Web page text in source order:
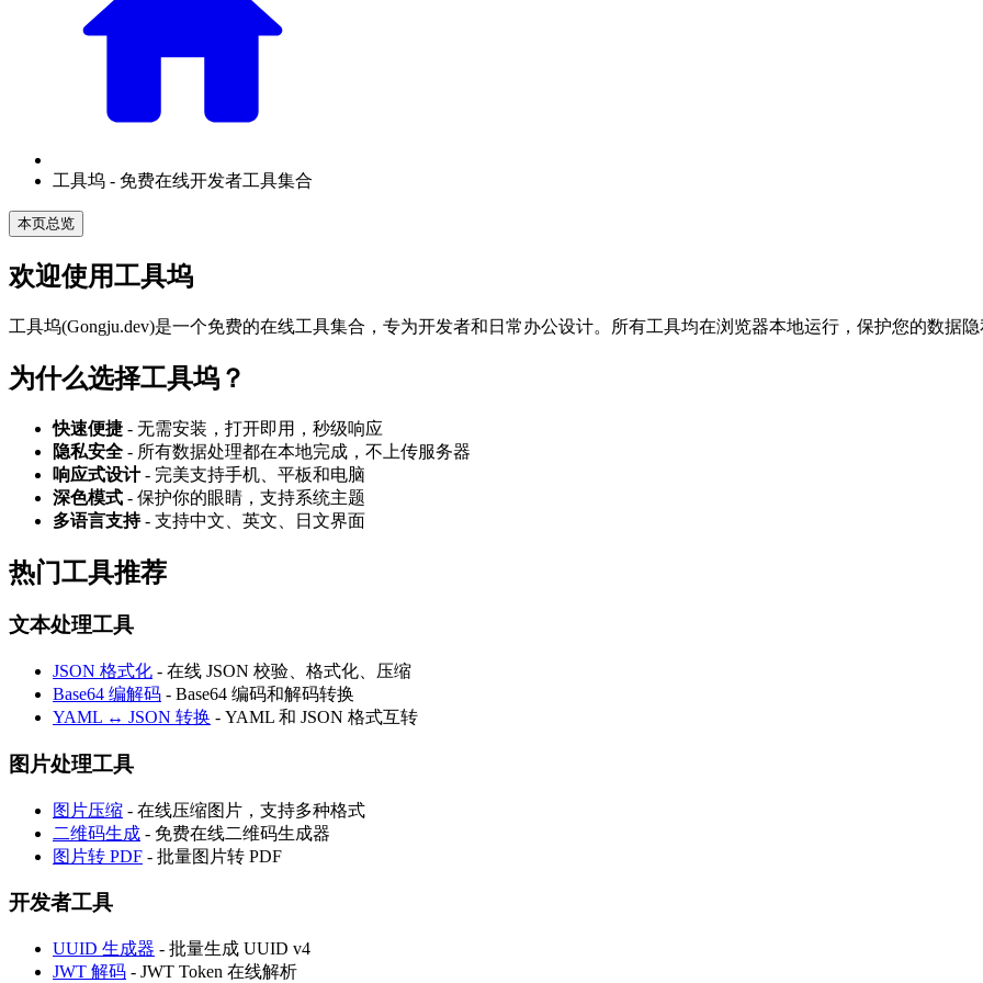
工具坞 - 免费在线开发者工具集合
本页总览
欢迎使用工具坞
工具坞(Gongju.dev)是一个免费的在线工具集合，专为开发者和日常办公设计。所有工具均在浏览器本地运行，保护您的数据
为什么选择工具坞？
快速便捷 - 无需安装，打开即用，秒级响应
隐私安全 - 所有数据处理都在本地完成，不上传服务器
响应式设计- 完美支持手机、平板和电脑
深色模式 - 保护你的眼睛，支持系统主题
多语言支持- 支持中文、英文、日文界面
热门工具推荐
文本处理工具
JSON 格式化 - 在线 JSON 校验、格式化、压缩
Base64 编解码 - Base64 编码和解码转换
YAML ↔ JSON 转换 - YAML 和 JSON 格式互转
图片处理工具
图片压缩 - 在线压缩图片，支持多种格式
二维码生成 - 免费在线二维码生成器
图片转 PDF - 批量图片转 PDF
开发者工具
UUID 生成器 - 批量生成 UUID v4
JWT 解码 - JWT Token 在线解析